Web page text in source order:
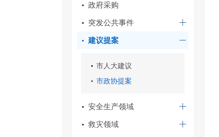
政府采购
突发公共事件
建议提案
市人大建议
市政协提案
安全生产领域
救灾领域